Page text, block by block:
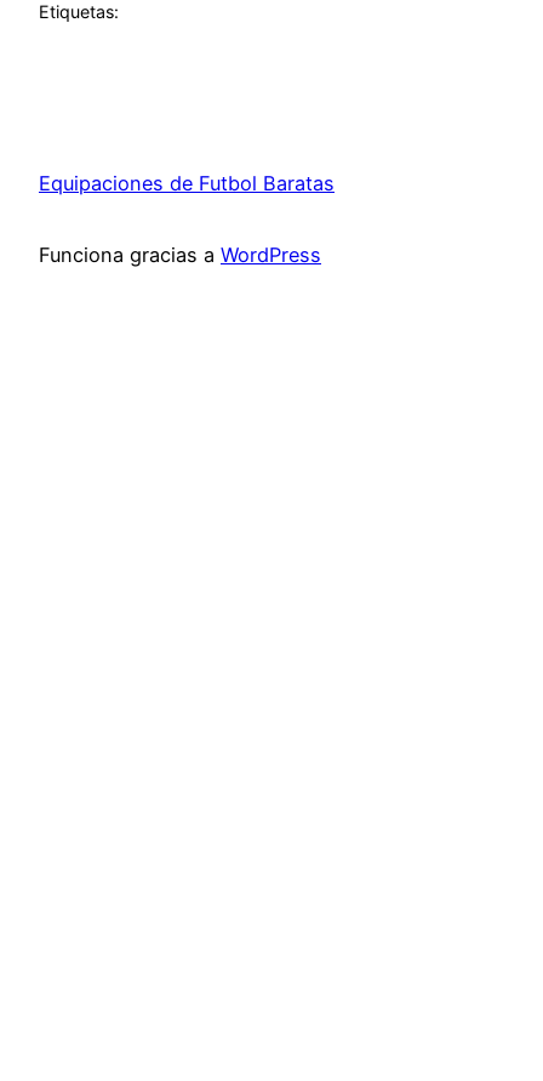
Etiquetas:
Equipaciones de Futbol Baratas
Funciona gracias a WordPress